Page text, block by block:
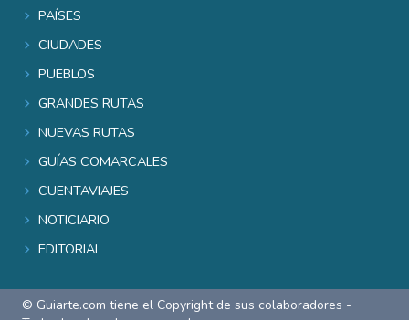
Países
Ciudades
Pueblos
Grandes rutas
Nuevas rutas
Guías comarcales
Cuentaviajes
Noticiario
Editorial
© Guiarte.com tiene el Copyright de sus colaboradores -